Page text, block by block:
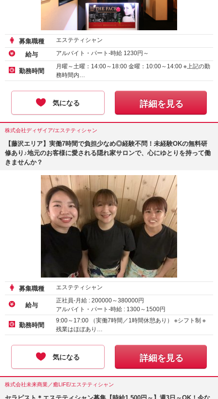
募集職種 エステティシャン
給与 アルバイト・パート-時給 1230円～
勤務時間
月曜～土曜：14:00～18:00 金曜：10:00～14:00 ※上記の勤
務時間内…
気になる 詳細を見る
株式会社ディザイア/エステティシャン
【藤沢エリア】実働7時間で負担少なめ◎経験不問！未経験OKの無料研
修あり♪地元のお客様に愛される隠れ家サロンで、心にゆとりを持って働
きませんか？
募集職種 エステティシャン
給与
正社員-月給 : 200000～380000円
アルバイト・パート-時給 : 1300～ 1500円
勤務時間
9:00～17:00 （実働7時間／1時間休憩あり） ※シフト制 ※
残業はほぼあり…
気になる 詳細を見る
株式会社未来商業／癒LIFE/エステティシャン